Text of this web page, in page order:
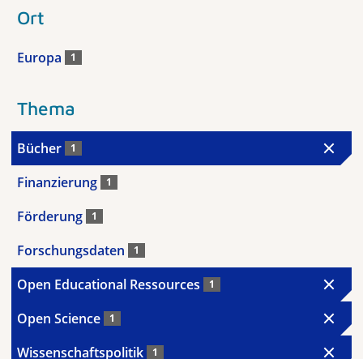
Ort
Europa 1
Thema
Bücher 1
Finanzierung 1
Förderung 1
Forschungsdaten 1
Open Educational Ressources 1
Open Science 1
Wissenschaftspolitik 1